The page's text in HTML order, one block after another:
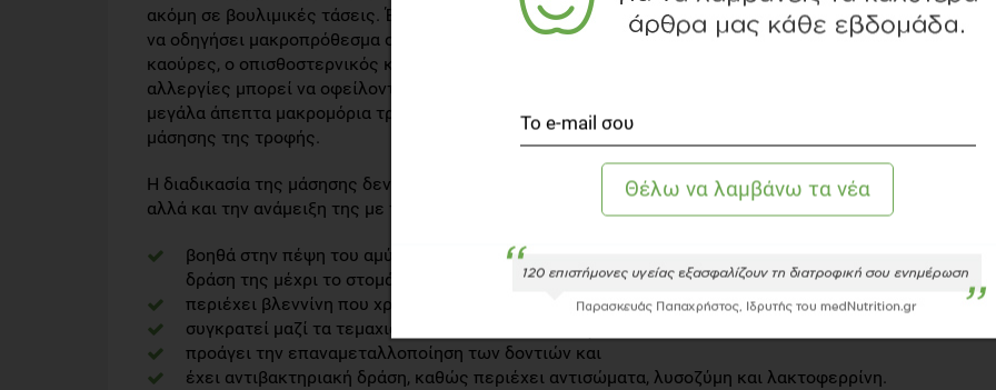
ακόμη σε βουλιμικές τάσεις. Έρευνες επίσης έχουν δείξει ότι η μη καλή μάσηση της τροφής μπορεί
να οδηγήσει μακροπρόθεσμα σε διαταραχές του πεπτικού συστήματος, όπως το πεπτικό έλκος, οι
καούρες, ο οπισθοστερνικός καύσος, η δυσπεψία και άλλα γαστρεντερικά προβλήματα. Οι πεπτικές
αλλεργίες μπορεί να οφείλονται σε ερεθισμό του βλεννογόνου του γαστρεντερικού συστήματος από
μεγάλα άπεπτα μακρομόρια τροφής (π.χ. πρωτεΐνες) και αυτό είναι αποτέλεσμα της ανεπαρκούς
μάσησης της τροφής.
Η διαδικασία της μάσησης δεν εξασφαλίζει μόνο τον τεμαχισμό της τροφής σε μικρότερα κομμάτια,
αλλά και την ανάμειξη της με το σάλιο. Το σάλιο έχει πολλές λειτουργίες:
βοηθά στην πέψη του αμύλου, καθώς περιέχει την α-αμυλάση ή πτυαλίνη, η οποία συνεχίζει τη
δράση της μέχρι το στομάχι. Όπου το PH μειώνεται και γίνεται όξινο,
περιέχει βλεννίνη που χρησιμεύει για τη λίπανση των τροφών,
συγκρατεί μαζί τα τεμαχισμένα κομμάτια της τροφής για καλύτερη κατάποση τους,
προάγει την επαναμεταλλοποίηση των δοντιών και
έχει αντιβακτηριακή δράση, καθώς περιέχει αντισώματα, λυσοζύμη και λακτοφερρίνη.